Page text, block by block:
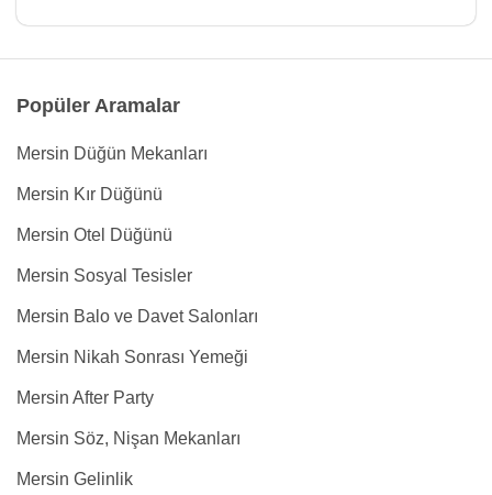
Popüler Aramalar
Mersin Düğün Mekanları
Mersin Kır Düğünü
Mersin Otel Düğünü
Mersin Sosyal Tesisler
Mersin Balo ve Davet Salonları
Mersin Nikah Sonrası Yemeği
Mersin After Party
Mersin Söz, Nişan Mekanları
Mersin Gelinlik